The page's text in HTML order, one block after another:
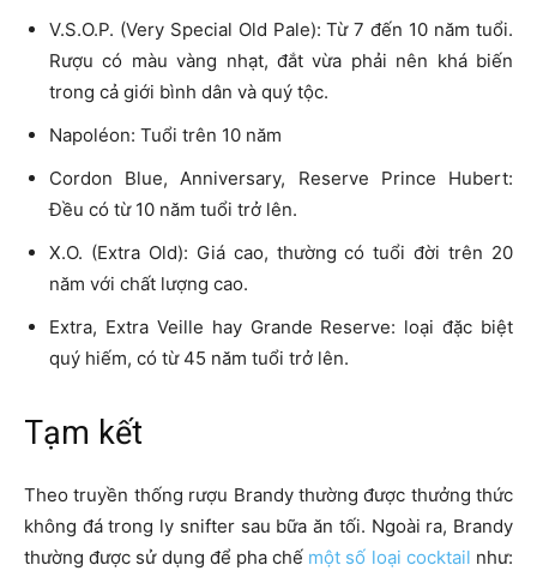
V.S.O.P. (Very Special Old Pale): Từ 7 đến 10 năm tuổi.
Rượu có màu vàng nhạt, đắt vừa phải nên khá biến
trong cả giới bình dân và quý tộc.
Napoléon: Tuổi trên 10 năm
Cordon Blue, Anniversary, Reserve Prince Hubert:
Đều có từ 10 năm tuổi trở lên.
X.O. (Extra Old): Giá cao, thường có tuổi đời trên 20
năm với chất lượng cao.
Extra, Extra Veille hay Grande Reserve: loại đặc biệt
quý hiếm, có từ 45 năm tuổi trở lên.
Tạm kết
Theo truyền thống rượu Brandy thường được thưởng thức
không đá trong ly snifter sau bữa ăn tối. Ngoài ra, Brandy
thường được sử dụng để pha chế một số loại cocktail như: